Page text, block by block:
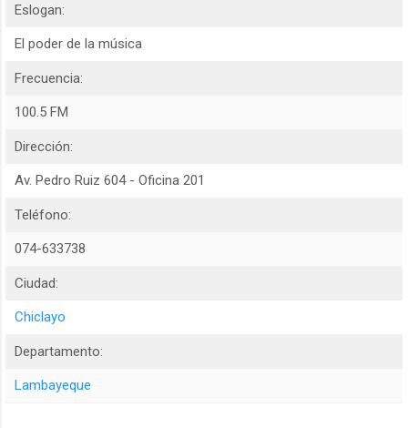
Eslogan:
El poder de la música
Frecuencia:
100.5 FM
Dirección:
Av. Pedro Ruiz 604 - Oficina 201
Teléfono:
074-633738
Ciudad:
Chiclayo
Departamento:
Lambayeque